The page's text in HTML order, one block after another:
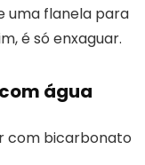
uma flanela para
é só enxaguar.
água